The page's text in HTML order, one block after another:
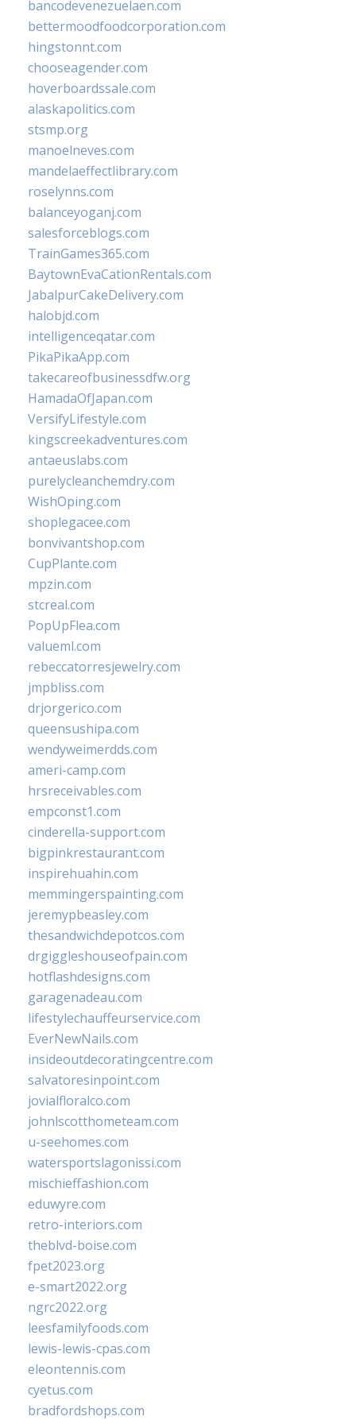
bancodevenezuelaen.com
bettermoodfoodcorporation.com
hingstonnt.com
chooseagender.com
hoverboardssale.com
alaskapolitics.com
stsmp.org
manoelneves.com
mandelaeffectlibrary.com
roselynns.com
balanceyoganj.com
salesforceblogs.com
TrainGames365.com
BaytownEvaCationRentals.com
JabalpurCakeDelivery.com
halobjd.com
intelligenceqatar.com
PikaPikaApp.com
takecareofbusinessdfw.org
HamadaOfJapan.com
VersifyLifestyle.com
kingscreekadventures.com
antaeuslabs.com
purelycleanchemdry.com
WishOping.com
shoplegacee.com
bonvivantshop.com
CupPlante.com
mpzin.com
stcreal.com
PopUpFlea.com
valueml.com
rebeccatorresjewelry.com
jmpbliss.com
drjorgerico.com
queensushipa.com
wendyweimerdds.com
ameri-camp.com
hrsreceivables.com
empconst1.com
cinderella-support.com
bigpinkrestaurant.com
inspirehuahin.com
memmingerspainting.com
jeremypbeasley.com
thesandwichdepotcos.com
drgiggleshouseofpain.com
hotflashdesigns.com
garagenadeau.com
lifestylechauffeurservice.com
EverNewNails.com
insideoutdecoratingcentre.com
salvatoresinpoint.com
jovialfloralco.com
johnlscotthometeam.com
u-seehomes.com
watersportslagonissi.com
mischieffashion.com
eduwyre.com
retro-interiors.com
theblvd-boise.com
fpet2023.org
e-smart2022.org
ngrc2022.org
leesfamilyfoods.com
lewis-lewis-cpas.com
eleontennis.com
cyetus.com
bradfordshops.com